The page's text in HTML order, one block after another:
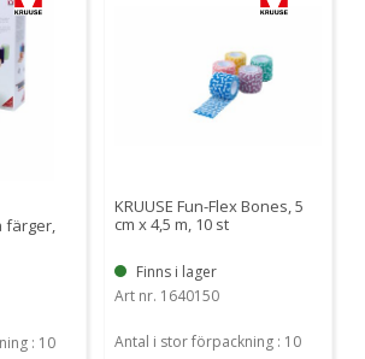
färger,
: 10
KRUUSE Fun-Flex Bones, 5
cm x 4,5 m, 10 st
Finns i lager
Art nr. 1640150
Antal i stor förpackning : 10